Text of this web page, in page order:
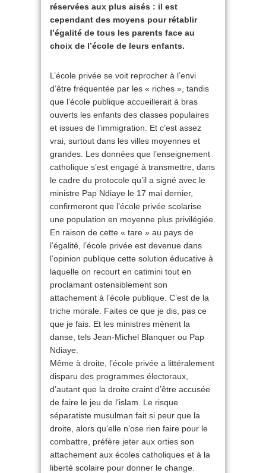
réservées aux plus aisés : il est
cependant des moyens pour rétablir
l’égalité de tous les parents face au
choix de l’école de leurs enfants.
L’école privée se voit reprocher à l’envi
d’être fréquentée par les « riches », tandis
que l’école publique accueillerait à bras
ouverts les enfants des classes populaires
et issues de l’immigration. Et c’est assez
vrai, surtout dans les villes moyennes et
grandes. Les données que l’enseignement
catholique s’est engagé à transmettre, dans
le cadre du protocole qu’il a signé avec le
ministre Pap Ndiaye le 17 mai dernier,
confirmeront que l’école privée scolarise
une population en moyenne plus privilégiée.
En raison de cette « tare » au pays de
l’égalité, l’école privée est devenue dans
l’opinion publique cette solution éducative à
laquelle on recourt en catimini tout en
proclamant ostensiblement son
attachement à l’école publique. C’est de la
triche morale. Faites ce que je dis, pas ce
que je fais. Et les ministres mènent la
danse, tels Jean-Michel Blanquer ou Pap
Ndiaye.
Même à droite, l’école privée a littéralement
disparu des programmes électoraux,
d’autant que la droite craint d’être accusée
de faire le jeu de l’islam. Le risque
séparatiste musulman fait si peur que la
droite, alors qu’elle n’ose rien faire pour le
combattre, préfère jeter aux orties son
attachement aux écoles catholiques et à la
liberté scolaire pour donner le change.